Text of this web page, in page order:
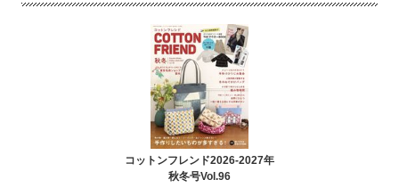
コットンフレンド2026-2027年
秋冬号Vol.96